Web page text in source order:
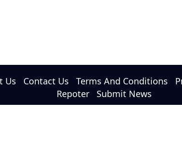
Us Contact Us Terms And Conditions
Repoter
Submit News